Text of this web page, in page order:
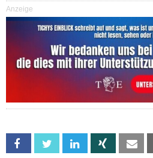
Anzeige
Facebook Twitter Linkedin Xing